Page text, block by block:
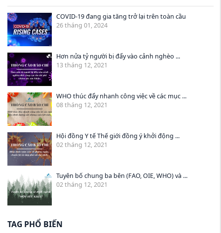
COVID-19 đang gia tăng trở lại trên toàn cầu
26 tháng 01, 2024
Hơn nửa tỷ người bị đẩy vào cảnh nghèo ...
13 tháng 12, 2021
WHO thúc đẩy nhanh công việc về các mục ...
08 tháng 12, 2021
Hội đồng Y tế Thế giới đồng ý khởi động ...
02 tháng 12, 2021
Tuyên bố chung ba bên (FAO, OIE, WHO) và ...
02 tháng 12, 2021
TAG PHỔ BIẾN